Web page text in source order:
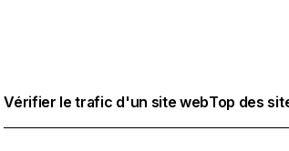
Vérifier le trafic d'un site webTop des